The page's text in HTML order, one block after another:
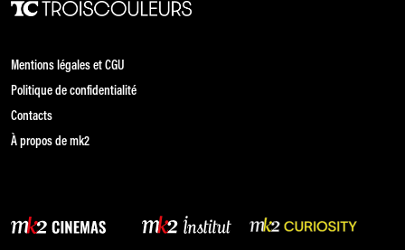
Mentions légales et CGU
Politique de confidentialité
Contacts
À propos de mk2